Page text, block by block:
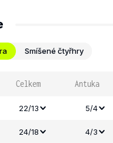
Smíšené čtyřhry
Celkem Antuka
22/13 5/4
24/18 4/3